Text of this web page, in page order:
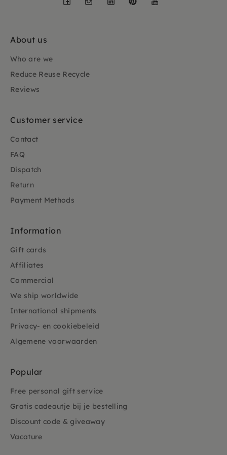
About us
Who are we
Reduce Reuse Recycle
Reviews
Customer service
Contact
FAQ
Dispatch
Return
Payment Methods
Information
Gift cards
Affiliates
Commercial
We ship worldwide
International shipments
Privacy- en cookiebeleid
Algemene voorwaarden
Popular
Free personal gift service
Gratis cadeautje bij je bestelling
Discount code & giveaway
Vacature